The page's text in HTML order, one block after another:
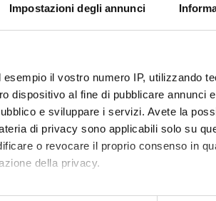
Impostazioni degli annunci
il vostro numero IP, utilizzando
dispositivo al fine di pubblicare annunci
e sviluppare i servizi. Avete la
di privacy sono applicabili solo su
o revocare il proprio consenso in
della privacy.
di attività delle imprese coinvolte dalla
Giorgio Gosetti
di Verona